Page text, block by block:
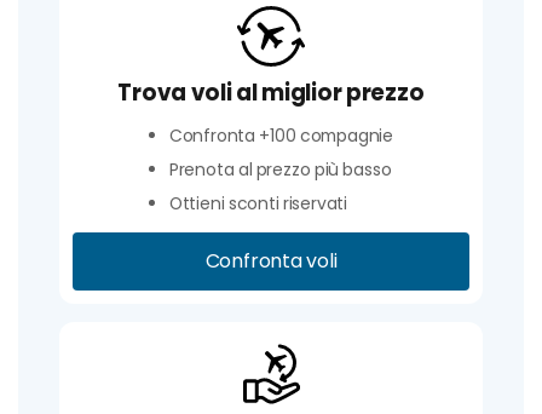
Trova voli al miglior prezzo
Confronta +100 compagnie
Prenota al prezzo più basso
Ottieni sconti riservati
Confronta voli